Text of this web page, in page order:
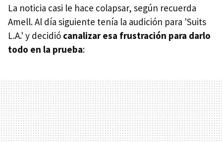
La noticia casi le hace colapsar, según recuerda
Amell. Al día siguiente tenía la audición para 'Suits
L.A.' y decidió canalizar esa frustración para darlo
todo en la prueba: